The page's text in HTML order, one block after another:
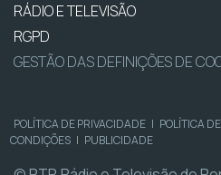
RÁDIO E TELEVISÃO
RGPD
GESTÃO DAS DEFINIÇÕES DE
POLÍTICA DE PRIVACIDADE | POLÍTICA
CONDIÇÕES | PUBLICIDADE